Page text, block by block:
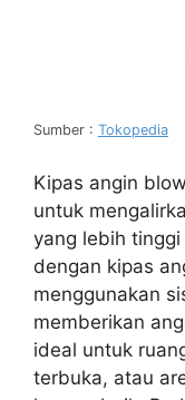
Sumber : Tokopedia
Kipas angin
untuk
yang lebih
dengan kipas
menggunakan
memberikan
ideal untuk
terbuka, atau